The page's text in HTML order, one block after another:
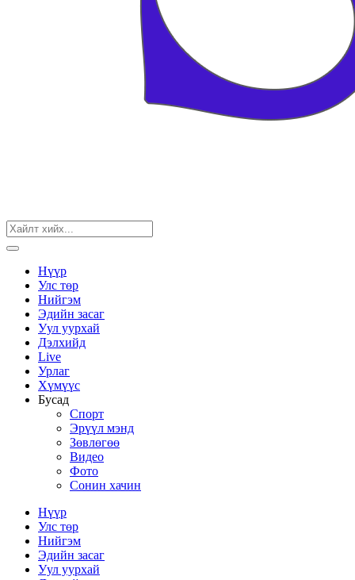
Нүүр
Улс төр
Нийгэм
Эдийн засаг
Уул уурхай
Дэлхийд
Live
Урлаг
Хүмүүс
Бусад
Спорт
Эрүүл мэнд
Зөвлөгөө
Видео
Фото
Сонин хачин
Нүүр
Улс төр
Нийгэм
Эдийн засаг
Уул уурхай